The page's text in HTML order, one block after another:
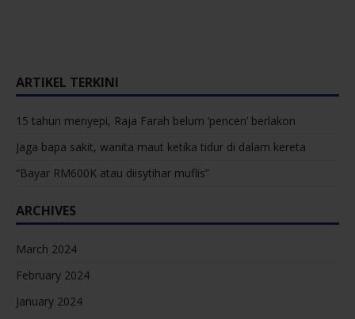
ARTIKEL TERKINI
15 tahun menyepi, Raja Farah belum ‘pencen’ berlakon
Jaga bapa sakit, wanita maut ketika tidur di dalam kereta
“Bayar RM600K atau diisytihar muflis”
ARCHIVES
March 2024
February 2024
January 2024